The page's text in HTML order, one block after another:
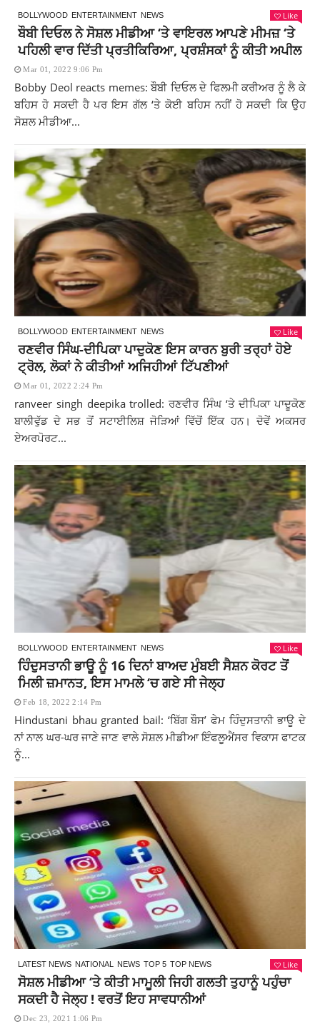
BOLLYWOOD ENTERTAINMENT NEWS Like
ਬੌਬੀ ਦਿਓਲ ਨੇ ਸੋਸ਼ਲ ਮੀਡੀਆ ‘ਤੇ ਵਾਇਰਲ ਆਪਣੇ ਮੀਮਜ਼ ‘ਤੇ
ਪਹਿਲੀ ਵਾਰ ਦਿੱਤੀ ਪ੍ਰਤੀਕਿਰਿਆ, ਪ੍ਰਸ਼ੰਸਕਾਂ ਨੂੰ ਕੀਤੀ ਅਪੀਲ
Mar 01, 2022 9:06 Pm
Bobby Deol reacts memes: ਬੌਬੀ ਦਿਓਲ ਦੇ ਫਿਲਮੀ ਕਰੀਅਰ ਨੂੰ ਲੈ ਕੇ
ਬਹਿਸ ਹੋ ਸਕਦੀ ਹੈ ਪਰ ਇਸ ਗੱਲ ‘ਤੇ ਕੋਈ ਬਹਿਸ ਨਹੀਂ ਹੋ ਸਕਦੀ ਕਿ ਉਹ
ਸੋਸ਼ਲ ਮੀਡੀਆ...
BOLLYWOOD ENTERTAINMENT NEWS Like
ਰਣਵੀਰ ਸਿੰਘ-ਦੀਪਿਕਾ ਪਾਦੁਕੋਣ ਇਸ ਕਾਰਨ ਬੁਰੀ ਤਰ੍ਹਾਂ ਹੋਏ
ਟ੍ਰੋਲ, ਲੋਕਾਂ ਨੇ ਕੀਤੀਆਂ ਅਜਿਹੀਆਂ ਟਿੱਪਣੀਆਂ
Mar 01, 2022 2:24 Pm
ranveer singh deepika trolled: ਰਣਵੀਰ ਸਿੰਘ ‘ਤੇ ਦੀਪਿਕਾ ਪਾਦੂਕੋਣ
ਬਾਲੀਵੁੱਡ ਦੇ ਸਭ ਤੋਂ ਸਟਾਈਲਿਸ਼ ਜੋੜਿਆਂ ਵਿੱਚੋਂ ਇੱਕ ਹਨ। ਦੋਵੇਂ ਅਕਸਰ
ਏਅਰਪੋਰਟ...
BOLLYWOOD ENTERTAINMENT NEWS Like
ਹਿੰਦੁਸਤਾਨੀ ਭਾਊ ਨੂੰ 16 ਦਿਨਾਂ ਬਾਅਦ ਮੁੰਬਈ ਸੈਸ਼ਨ ਕੋਰਟ ਤੋਂ
ਮਿਲੀ ਜ਼ਮਾਨਤ, ਇਸ ਮਾਮਲੇ ‘ਚ ਗਏ ਸੀ ਜੇਲ੍ਹ
Feb 18, 2022 2:14 Pm
Hindustani bhau granted bail: ‘ਬਿੱਗ ਬੌਸ’ ਫੇਮ ਹਿੰਦੁਸਤਾਨੀ ਭਾਊ ਦੇ
ਨਾਂ ਨਾਲ ਘਰ-ਘਰ ਜਾਣੇ ਜਾਣ ਵਾਲੇ ਸੋਸ਼ਲ ਮੀਡੀਆ ਇੰਫਲੂਐਂਸਰ ਵਿਕਾਸ ਫਾਟਕ
ਨੂੰ...
LATEST NEWS NATIONAL NEWS TOP 5 TOP NEWS Like
ਸੋਸ਼ਲ ਮੀਡੀਆ ‘ਤੇ ਕੀਤੀ ਮਾਮੂਲੀ ਜਿਹੀ ਗਲਤੀ ਤੁਹਾਨੂੰ ਪਹੁੰਚਾ
ਸਕਦੀ ਹੈ ਜੇਲ੍ਹ ! ਵਰਤੋਂ ਇਹ ਸਾਵਧਾਨੀਆਂ
Dec 23, 2021 1:06 Pm